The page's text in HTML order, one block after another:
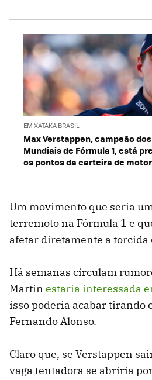
EM XATAKA BRASIL
Max Verstappen, campeão
Mundiais de Fórmula 1, está
os pontos da carteira de
Um movimento que seria
terremoto na Fórmula 1 e
afetar diretamente a torcida
Há semanas circulam
Martin estaria interessada
isso poderia acabar tirando
Fernando Alonso.
Claro que, se Verstappen
vaga tentadora se abriria